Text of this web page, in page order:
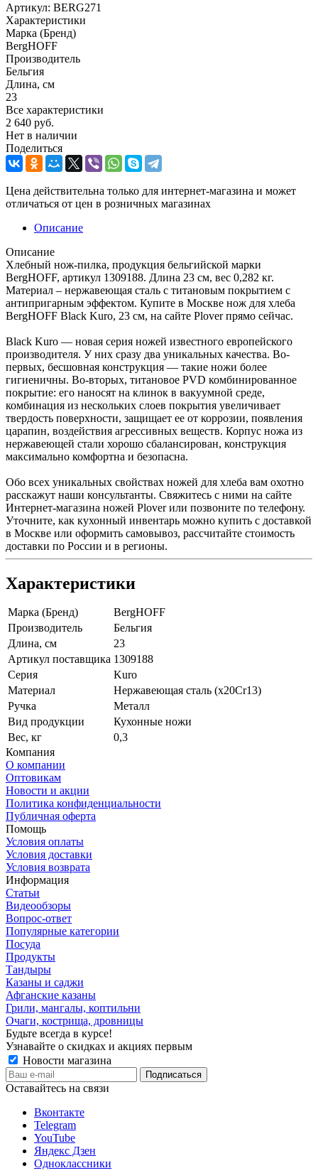
Артикул: BERG271
Характеристики
Марка (Бренд)
BergHOFF
Производитель
Бельгия
Длина, см
23
Все характеристики
2 640 руб.
Нет в наличии
Поделиться
Цена действительна только для интернет-магазина и может
отличаться от цен в розничных магазинах
Описание
Описание
Хлебный нож-пилка, продукция бельгийской марки
BergHOFF, артикул 1309188. Длина 23 см, вес 0,282 кг.
Материал – нержавеющая сталь с титановым покрытием с
антипригарным эффектом. Купите в Москве нож для хлеба
BergHOFF Black Kuro, 23 см, на сайте Plover прямо сейчас.
Black Kuro — новая серия ножей известного европейского
производителя. У них сразу два уникальных качества. Во-
первых, бесшовная конструкция — такие ножи более
гигиеничны. Во-вторых, титановое PVD комбинированное
покрытие: его наносят на клинок в вакуумной среде,
комбинация из нескольких слоев покрытия увеличивает
твердость поверхности, защищает ее от коррозии, появления
царапин, воздействия агрессивных веществ. Корпус ножа из
нержавеющей стали хорошо сбалансирован, конструкция
максимально комфортна и безопасна.
Обо всех уникальных свойствах ножей для хлеба вам охотно
расскажут наши консультанты. Свяжитесь с ними на сайте
Интернет-магазина ножей Plover или позвоните по телефону.
Уточните, как кухонный инвентарь можно купить с доставкой
в Москве или оформить самовывоз, рассчитайте стоимость
доставки по России и в регионы.
Характеристики
Марка (Бренд)
BergHOFF
Производитель
Бельгия
Длина, см
23
Артикул поставщика 1309188
Серия
Kuro
Материал
Нержавеющая сталь (x20Cr13)
Ручка
Металл
Вид продукции
Кухонные ножи
Вес, кг
0,3
Компания
О компании
Оптовикам
Новости и акции
Политика конфиденциальности
Публичная оферта
Помощь
Условия оплаты
Условия доставки
Условия возврата
Информация
Статьи
Видеообзоры
Вопрос-ответ
Популярные категории
Посуда
Продукты
Тандыры
Казаны и саджи
Афганские казаны
Грили, мангалы, коптильни
Очаги, кострища, дровницы
Будьте всегда в курсе!
Узнавайте о скидках и акциях первым
Новости магазина
Оставайтесь на связи
Вконтакте
Telegram
YouTube
Яндекс Дзен
Одноклассники